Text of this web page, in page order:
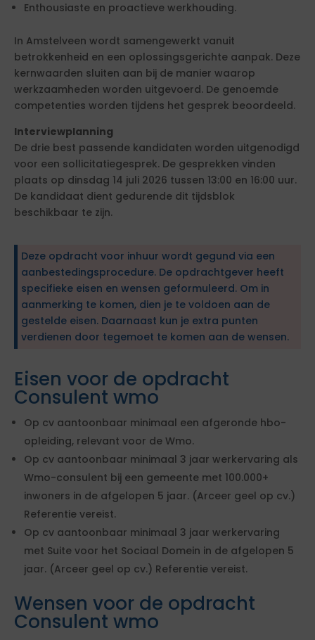
Enthousiaste en proactieve werkhouding.
In Amstelveen wordt samengewerkt vanuit
betrokkenheid en een oplossingsgerichte aanpak. Deze
kernwaarden sluiten aan bij de manier waarop
werkzaamheden worden uitgevoerd. De genoemde
competenties worden tijdens het gesprek beoordeeld.
Interviewplanning
De drie best passende kandidaten worden uitgenodigd
voor een sollicitatiegesprek. De gesprekken vinden
plaats op dinsdag 14 juli 2026 tussen 13:00 en 16:00 uur.
De kandidaat dient gedurende dit tijdsblok
beschikbaar te zijn.
Deze opdracht voor inhuur wordt gegund via een
aanbestedingsprocedure. De opdrachtgever heeft
specifieke eisen en wensen geformuleerd. Om in
aanmerking te komen, dien je te voldoen aan de
gestelde eisen. Daarnaast kun je extra punten
verdienen door tegemoet te komen aan de wensen.
Eisen voor de opdracht
Consulent wmo
Op cv aantoonbaar minimaal een afgeronde hbo-
opleiding, relevant voor de Wmo.
Op cv aantoonbaar minimaal 3 jaar werkervaring als
Wmo-consulent bij een gemeente met 100.000+
inwoners in de afgelopen 5 jaar. (Arceer geel op cv.)
Referentie vereist.
Op cv aantoonbaar minimaal 3 jaar werkervaring
met Suite voor het Sociaal Domein in de afgelopen 5
jaar. (Arceer geel op cv.) Referentie vereist.
Wensen voor de opdracht
Consulent wmo